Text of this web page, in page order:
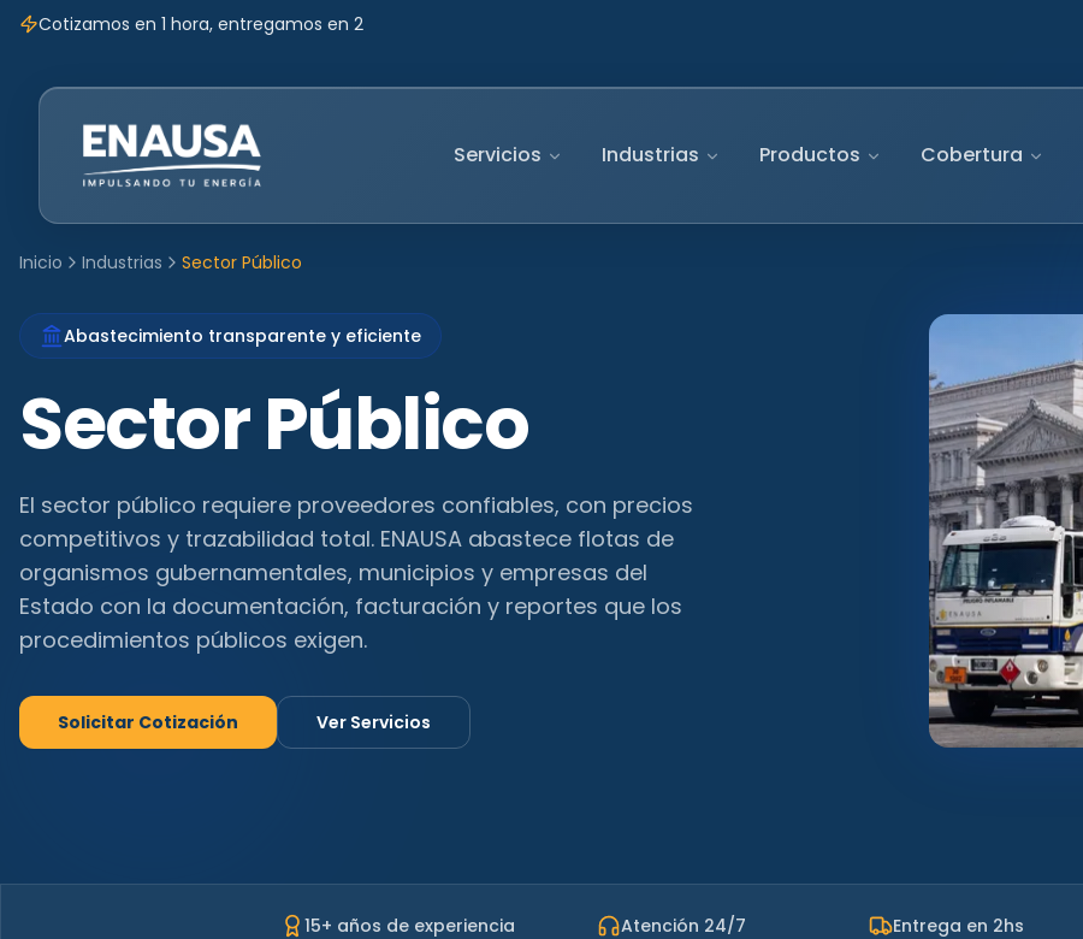
Cotizamos en 1 hora, entregamos en 2
Servicios Industrias Productos Cobertura
Inicio Industrias Sector Público
Abastecimiento transparente y eficiente
Sector Público
El sector público requiere proveedores confiables, con precios
competitivos y trazabilidad total. ENAUSA abastece flotas de
organismos gubernamentales, municipios y empresas del
Estado con la documentación, facturación y reportes que los
procedimientos públicos exigen.
Solicitar Cotización Ver Servicios
15+ años de experiencia Atención 24/7 Entrega en 2hs